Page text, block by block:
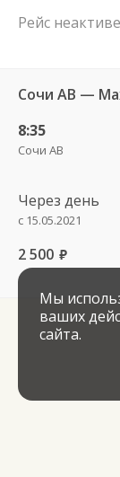
Рейс
Сочи АВ —
8:35
Сочи АВ
Через день
с 15.05.2021
2 500 руб.
Мы
ваших
сайта.